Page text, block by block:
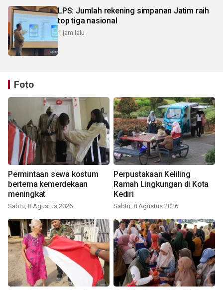
LPS: Jumlah rekening simpanan Jatim raih
top tiga nasional
1 jam lalu
Foto
Permintaan sewa kostum
bertema kemerdekaan
meningkat
Sabtu, 8 Agustus 2026
Perpustakaan Keliling
Ramah Lingkungan di Kota
Kediri
Sabtu, 8 Agustus 2026